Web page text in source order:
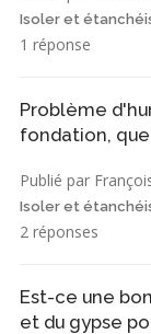
Isoler et
1 réponse
Problème
fondation,
Publié par
Isoler et
2 réponses
Est-ce une
et du gypse